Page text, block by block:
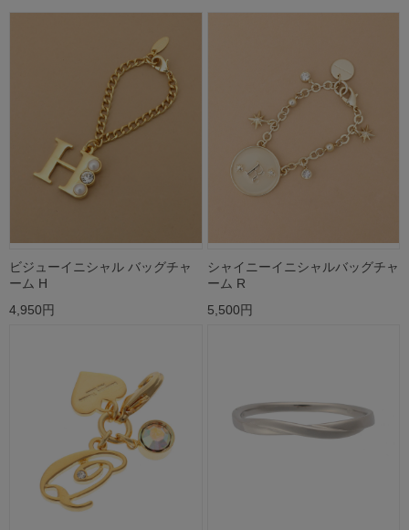
ビジューイニシャル バッグチャ
ーム H
4,950円
シャイニーイニシャルバッグチャ
ーム R
5,500円